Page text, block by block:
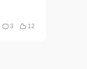
3 12